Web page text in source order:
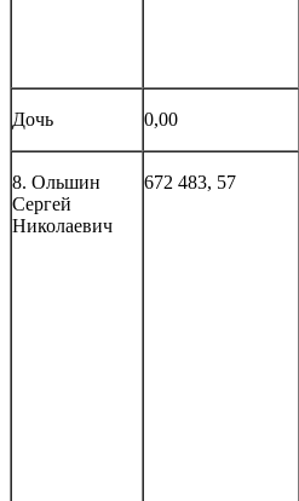
Дочь 0,00
8. Ольшин
Сергей
Николаевич
672 483, 57